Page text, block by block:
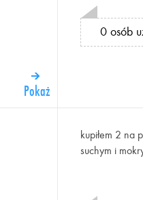
Pokaż
0 osób
kupiłem 2 na
suchym i